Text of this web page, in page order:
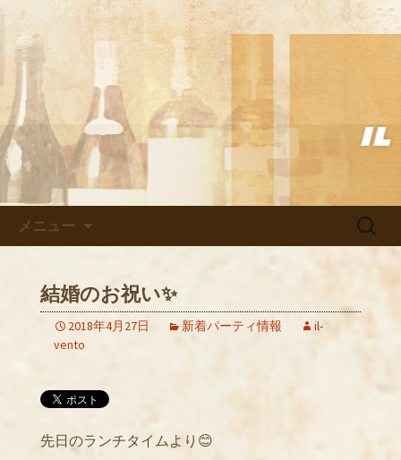
武蔵小杉の美味しいイタリアン
「イルヴェント」のブログ
武蔵小杉の美味しいイタリアン「イル
ヴェント」のブログ
メニュー
検
結婚のお祝い✨
2018年4月27日 新着パーティ情報
il-
vento
先日のランチタイムより😊